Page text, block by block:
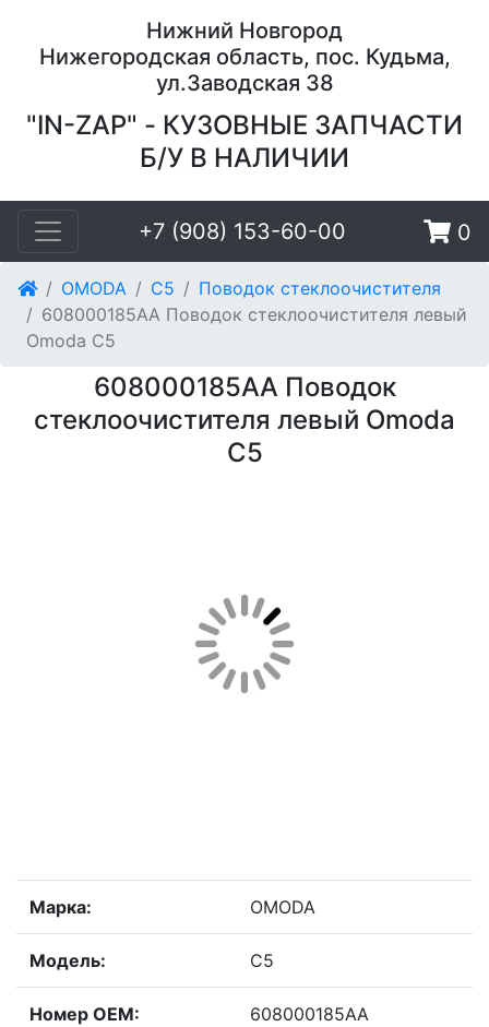
Нижний Новгород
Нижегородская область, пос. Кудьма,
ул.Заводская 38
"IN-ZAP" - КУЗОВНЫЕ ЗАПЧАСТИ
Б/У В НАЛИЧИИ
+7 (908) 153-60-00 0
OMODA C5
Поводок стеклоочистителя
608000185AA Поводок стеклоочистителя левый
Omoda C5
608000185AA Поводок
стеклоочистителя левый Omoda
C5
Марка: OMODA
Модель: C5
Номер OEM: 608000185AA